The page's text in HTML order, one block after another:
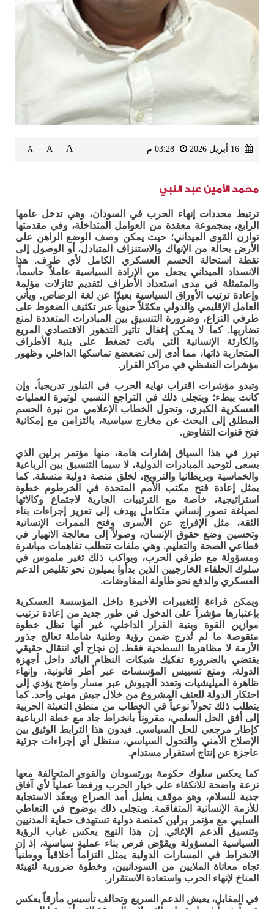
A
A
A
محمد الأمين عبد النبي
ترتبط محددات إنهاء الحرب في السودان، وهي تدخل عامها
الرابع، بمجموعة معقدة من العوامل المتداخلة، وفي مقدمتها
توازن القوى الميداني؛ حيث يمكن وصف الوضع الراهن على
الأرض بحالة من الإنهاك والاستنزاف المتبادل، أو الوصول إلى
نقطة استحالة الحسم العسكري الكامل لأي طرف. هذا
الانسداد الميداني يجعل من الإرادة السياسية عاملاً حاسماً،
والمتمثلة في مدى استعداد الأطراف لتقديم تنازلات مؤلمة
وإعادة ترتيب الأوراق السياسية بعيدًا عن لغة الرصاص. ويأتي
العامل الإقليمي والدولي مكمّلاً حيوياً عبر تكثيف الضغوط على
طرفي النزاع، وضرورة التنسيق بين المبادرات المتعددة لمنع
تضاربها. كما لا يمكن إغفال تأثير التدهور الاقتصادي المريع
والكارثة الإنسانية التي باتت تضغط على بنية الأطراف
المتحاربة ذاتها، مما أدى إلى تضعضع تماسكها الداخلي وظهور
مؤشرات التشظي في مراكز القرار.
وتبدو مؤشرات اقتراب نهاية الحرب في التبلور تدريجياً، وإن
كانت ببطء؛ ويتجلى ذلك في التراجع النسبي لوتيرة العمليات
العسكرية الكبرى، وتحول الخطاب الإعلامي من نبرة الحسم
المطلق إلى البحث عن مخارج سياسية، بالتزامن مع إمكانية
فتح قنوات التفاوض.
تبرز في هذا السياق إشارات هامة، منها مؤتمر برلين الذي
يسعى لتوحيد المبادرات الدولية، لا سيما التنسيق بين الرباعية
والخماسية وبريطانيا والنرويج، لخلق منصة دولية منسقة. كما
يمثل إعادة فتح مكتب الأمم المتحدة في الخرطوم خطوة
استراتيجية، خاصة مع الترتيبات الجارية لاجتماع وكالاتها
لصياغة تصور إنساني متكامل يهدف إلى تعزيز إجراءات بناء
الثقة، مثل الإفراج عن الأسرى وفتح الممرات الإنسانية
وتحسين وضع حقوق الإنسان، وصولاً إلى معالجة الانهيار في
قطاعي الصحة والتعليم. وهي ملفات تتطلب تفاهمات مباشرة
ومسؤولة مع طرفي الحرب، ويواكب ذلك تغير ملموس في
سلوك الحلفاء الخارجيين الذين بدأوا يميلون نحو تقليص الدعم
العسكري والدفع نحو طاولة المفاوضات.
ويمكن قراءة التغييرات الأخيرة داخل المؤسسة العسكرية
بإعتبارها مؤشراً على الدخول في طور جديد من إعادة ترتيب
موازين القوة وبنية القرار الداخلي، غير أنها تظل خطوة
منقوصة ما لم تُدرج ضمن رؤية وطنية شاملة تعالج جذور
الأزمة لا مظاهرها السطحية فقط. إن نجاح أي انتقال حقيقي
يقتضي بالضرورة تفكيك شبكات النظام البائد داخل أجهزة
الدولة، ومنع تسييس المؤسسات عبر أطر قانونية، وإنهاء
ظاهرة الميليشيات وتعدد الجيوش عبر مسار واضح يؤدي إلى
احتكار الدولة للعنف المشروع من خلال جيش مهني واحد. كما
يتطلب ذلك تحولاً نوعياً في الخطاب من منطق التعبئة الحربية
إلى أفق الحل السلمي، مقروناً بانخراط جاد مع خطة الرباعية
كإطار مرجعي للحل السياسي. فبدون هذا الترابط الوثيق بين
الإصلاح الأمني والتحول السياسي، ستظل أي إجراءات جزئية
عاجزة عن إنتاج استقرار مستدام.
كما يعكس سلوك حكومة بورتسودان والقوى المتحالفة معها
نزعة واضحة للانكفاء على خيار الحرب ورفضاً عملياً لأي آفاق
جدية للسلام، وهو موقف يطيل أمد الصراع ويعقّد الاستجابة
للأزمة الإنسانية المتفاقمة. ويتجلى ذلك بوضوح في التعاطي
السلبي مع مؤتمر برلين كمنصة دولية تستهدف حماية المدنيين
وتنسيق الدعم الإغاثي. إن هذا النهج يعكس غياب الرؤية
السياسية المسؤولة ويقوّض فرص بناء عملية سياسية، إذ إن
الانخراط في المسارات الدولية يمثل التزاماً أخلاقياً ووطنياً
تجاه معاناة الملايين من السودانيين، وخطوة ضرورية لتهيئة
المناخ لإنهاء الحرب واستعادة الاستقرار.
في المقابل، يعيش الدعم السريع وتحالف تأسيس مأزقاً يعكس